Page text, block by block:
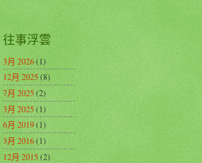
往事浮雲
3月 2026(1)
12月 2025(8)
7月 2025(2)
3月 2025(1)
6月 2019(1)
3月 2016(1)
12月 2015(2)